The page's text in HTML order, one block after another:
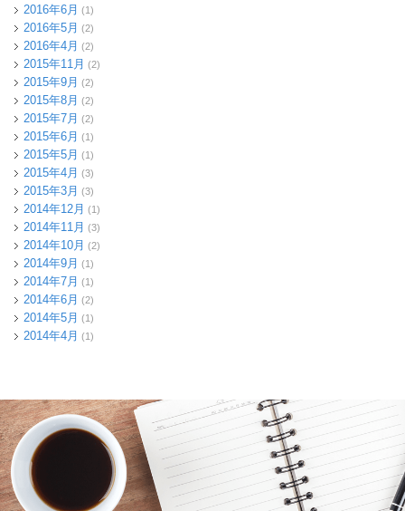
2016年6月 (1)
2016年5月 (2)
2016年4月 (2)
2015年11月 (2)
2015年9月 (2)
2015年8月 (2)
2015年7月 (2)
2015年6月 (1)
2015年5月 (1)
2015年4月 (3)
2015年3月 (3)
2014年12月 (1)
2014年11月 (3)
2014年10月 (2)
2014年9月 (1)
2014年7月 (1)
2014年6月 (2)
2014年5月 (1)
2014年4月 (1)